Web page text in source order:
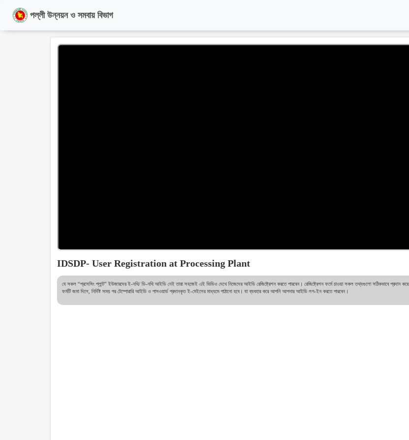
পল্লী উন্নয়ন ও সমবায় বিভাগ
IDSDP- User Registration at Processing Plant
যে সকল “প্রসেসিং প্লান্ট” ইউজারদের ই-নথি/ ডি-নথি আইডি নেই তারা সহজেই এই ভিডিও দেখে নিজেদের আইডি রেজিষ্ট্রেশন করতে পারবেন। রেজিষ্ট্রেশন ফর্মে চাওয়া সকল তথ্যগুলো সঠিকভাবে প্রদান করে
ফর্মটি জমা দিলে, নির্দিষ্ট সময় পর টেম্পোরারি আইডি ও পাসওয়ার্ড প্রদানকৃত ই-মেইলের মাধ্যমে পাঠানো হবে। যা ব্যবহার করে আপনি আপনার আইডি লগ-ইন করতে পারবেন।